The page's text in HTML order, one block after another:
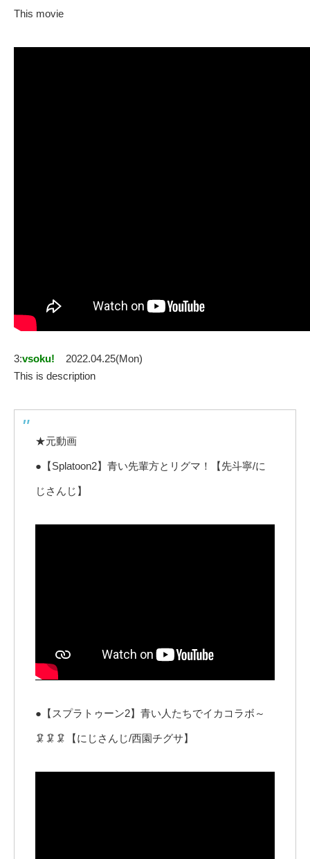
This movie
3:vsoku!
2022.04.25(Mon)
This is description
★元動画
●【Splatoon2】青い先輩方とリグマ！【先斗寧/に
じさんじ】
●【スプラトゥーン2】青い人たちでイカコラボ～
🦑🦑🦑【にじさんじ/西園チグサ】